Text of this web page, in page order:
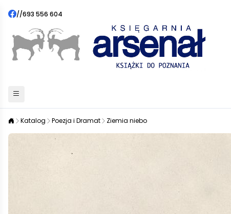
//693 556 604
Katalog Poezja i Dramat Ziemia niebo